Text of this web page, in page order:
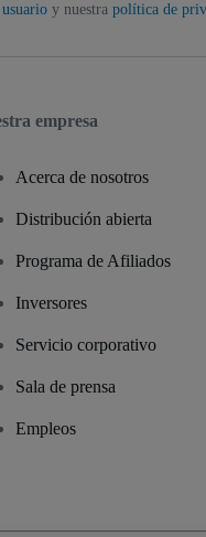
y nuestra política de
empresa
Acerca de nosotros
Distribución abierta
Programa de Afiliados
Inversores
Servicio corporativo
Sala de prensa
Empleos